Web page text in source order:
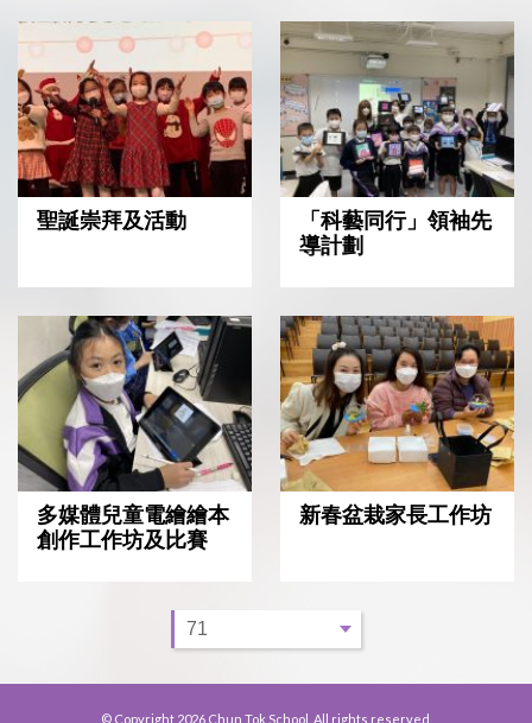
聖誕崇拜及活動
「科藝同行」領袖先
導計劃
多媒體兒童電繪繪本
創作工作坊及比賽
新春盆栽家長工作坊
© Copyright 2026 Chun Tok School. All rights reserved.